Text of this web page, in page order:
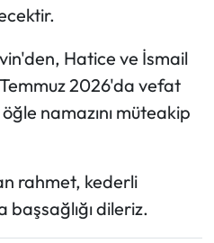
Hatice ve İsmail
2026'da vefat
namazını müteakip
rahmet, kederli
başsağlığı dileriz.